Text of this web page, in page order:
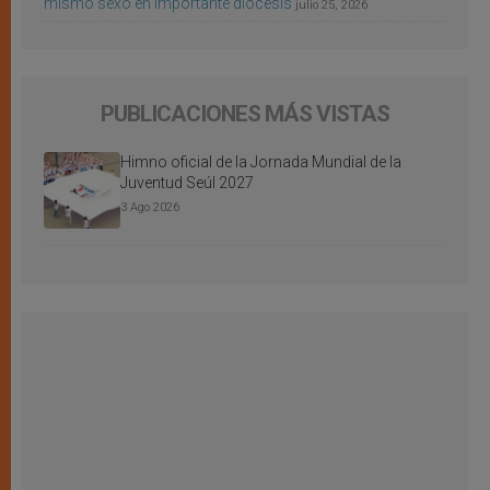
julio 25, 2026
PUBLICACIONES MÁS VISTAS
Himno oficial de la Jornada Mundial de la
Juventud Seúl 2027
3 Ago 2026